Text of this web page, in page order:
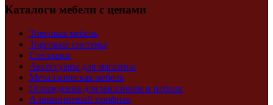
Каталоги мебели с ценами
Торговая мебель
Торговые системы
Стеллажи
Аксессуары для магазина
Металлическая мебель
Ограждения для магазинов и перила
Алюминиевый профиль